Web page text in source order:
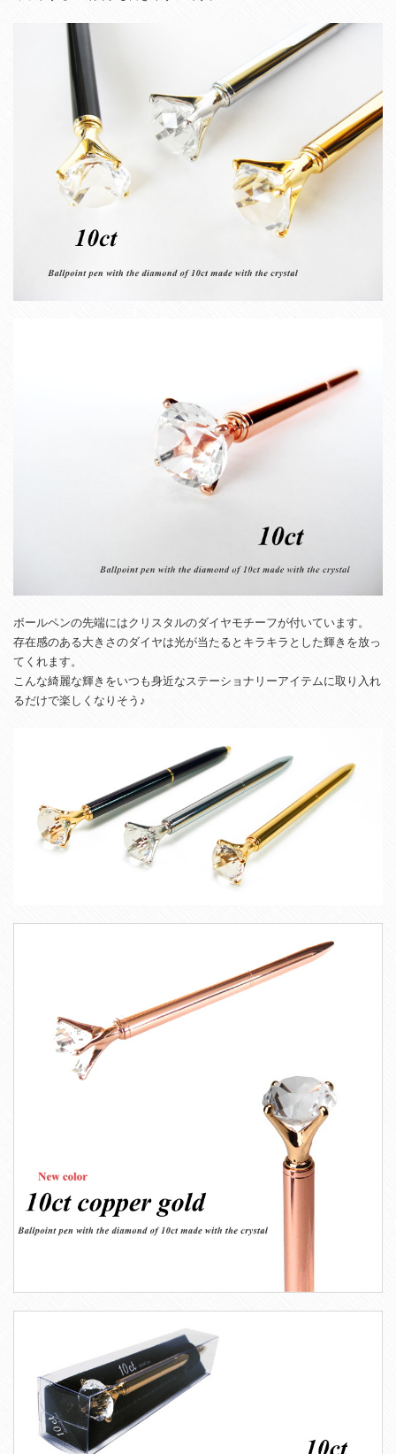
ボールペンの先端にはクリスタルのダイヤモチーフが付いています。
存在感のある大きさのダイヤは光が当たるとキラキラとした輝きを放っ
てくれます。
こんな綺麗な輝きをいつも身近なステーショナリーアイテムに取り入れ
るだけで楽しくなりそう♪